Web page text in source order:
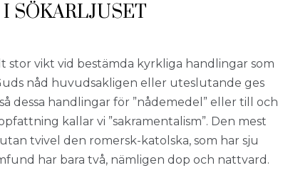
SÖKARLJUSET
stor vikt vid bestämda kyrkliga handlingar som
nåd huvudsakligen eller uteslutande ges
dessa handlingar för ”nådemedel” eller till och
kallar vi ”sakramentalism”. Den mest
tvivel den romersk-katolska, som har sju
har bara två, nämligen dop och nattvard.